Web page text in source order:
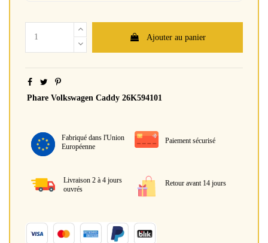
Ajouter au panier
Phare Volkswagen Caddy 26K594101
Fabriqué dans l'Union
Européenne
Paiement sécurisé
Livraison 2 à 4 jours
ouvrés
Retour avant 14 jours